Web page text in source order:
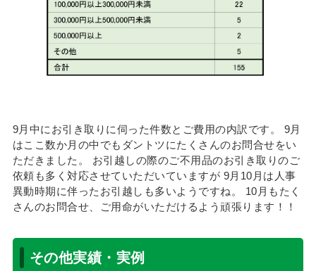
9月中にお引き取りに伺った件数とご費用の内訳です。 9月
はここ数か月の中でもダントツにたくさんのお問合せをい
ただきました。 お引越しの際のご不用品のお引き取りのご
依頼も多く対応させていただいていますが 9月10月は人事
異動時期に伴ったお引越しも多いようですね。 10月もたく
さんのお問合せ、ご用命がいただけるよう頑張ります！！
その他実績・実例